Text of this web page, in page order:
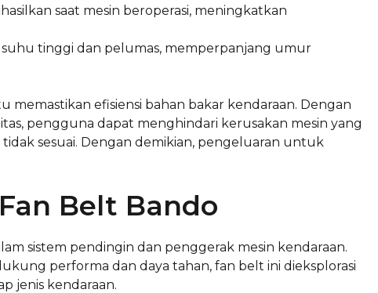
saat mesin beroperasi, meningkatkan
tinggi dan pelumas, memperpanjang umur
efisiensi bahan bakar kendaraan. Dengan
pengguna dapat menghindari kerusakan mesin yang
sesuai. Dengan demikian, pengeluaran untuk
Belt Bando
sistem pendingin dan penggerak mesin kendaraan.
performa dan daya tahan, fan belt ini dieksplorasi
jenis kendaraan.